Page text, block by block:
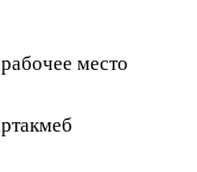
место